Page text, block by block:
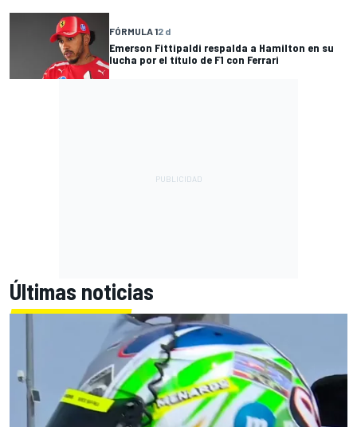
FÓRMULA 12 d
Emerson Fittipaldi respalda a Hamilton en su
lucha por el título de F1 con Ferrari
Últimas noticias